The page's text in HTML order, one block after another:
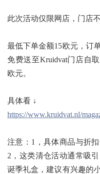
此次活动仅限网店，门店不
最低下单金额15欧元，订
免费送至Kruidvat门店自
欧元。
具体看 ↓
https://www.kruidvat.nl/
注意：1，具体商品与折
2，这类清仓活动通常吸
诞季礼盒，建议有兴趣的